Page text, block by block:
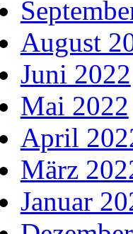
August
Juni 2022
Mai 2022
April
März
Januar